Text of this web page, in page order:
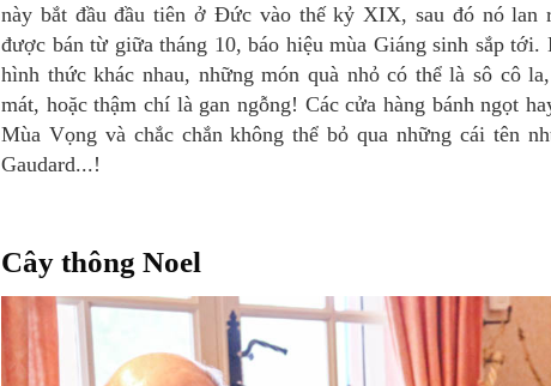
này bắt đầu đầu tiên ở Đức vào thế kỷ XIX, sau đó nó lan
được bán từ giữa tháng 10, báo hiệu mùa Giáng sinh sắp
hình thức khác nhau, những món quà nhỏ có thể là sô cô
mát, hoặc thậm chí là gan ngỗng! Các cửa hàng bánh ngọt
Mùa Vọng và chắc chắn không thể bỏ qua những cái tên
Gaudard...!
Cây thông Noel